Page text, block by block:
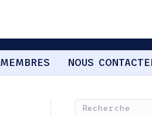
MEMBRES NOUS